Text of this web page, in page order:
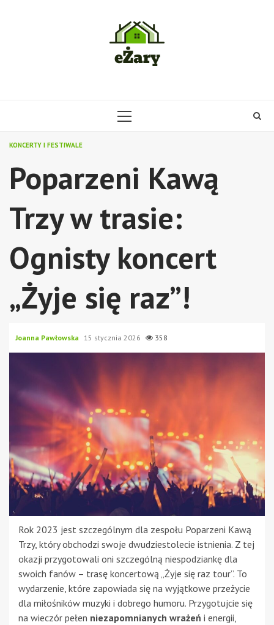
PRIMARY
KONCERTY I FESTIWALE
Poparzeni Kawą
Trzy w trasie:
Ognisty koncert
„Żyje się raz”!
Joanna Pawłowska 15 stycznia 2026 358
Rok 2023 jest szczególnym dla zespołu Poparzeni Kawą
Trzy, który obchodzi swoje dwudziestolecie istnienia. Z tej
okazji przygotowali oni szczególną niespodziankę dla
swoich fanów – trasę koncertową „Żyje się raz tour”. To
wydarzenie, które zapowiada się na wyjątkowe przeżycie
dla miłośników muzyki i dobrego humoru. Przygotujcie się
na wieczór pełen niezapomnianych wrażeń i energii,